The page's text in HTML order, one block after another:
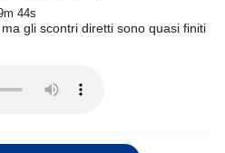
44s
gli scontri diretti sono quasi finiti